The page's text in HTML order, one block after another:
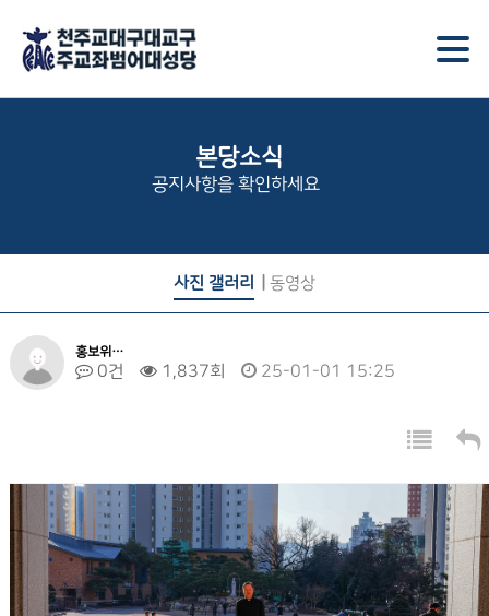
본당소식
공지사항을 확인하세요
사진 갤러리 동영상
홍보위…
0건 1,837회 25-01-01 15:25